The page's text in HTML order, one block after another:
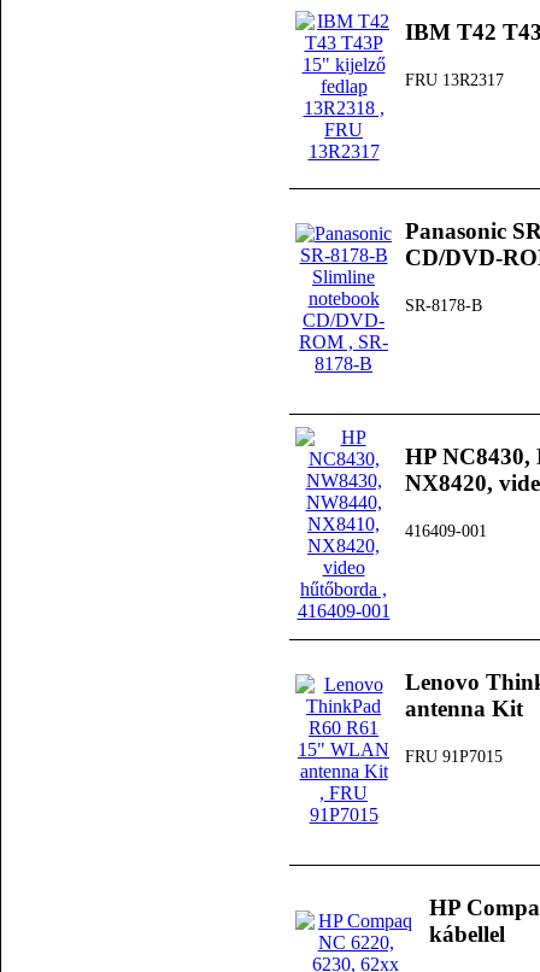
IBM T42
FRU 13R2317
Panasonic
CD/DVD-
SR-8178-B
HP NC8430,
NX8420,
416409-001
Lenovo
antenna Kit
FRU 91P7015
HP
kábellel